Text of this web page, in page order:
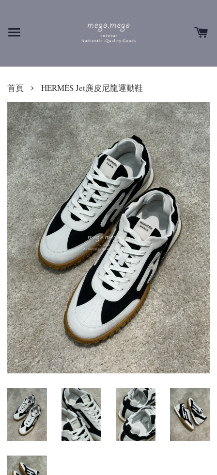
首頁 › HERMÈS Jet麂皮尼龍運動鞋